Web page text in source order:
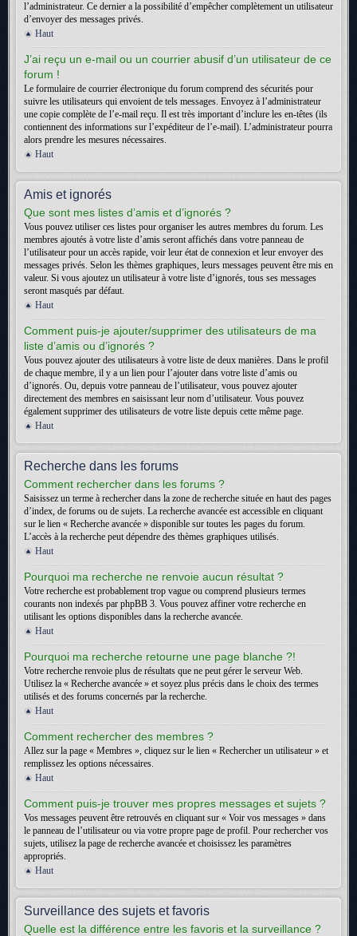
l’administrateur. Ce dernier a la possibilité d’empêcher complètement un utilisateur
d’envoyer des messages privés.
Haut
J’ai reçu un e-mail ou un courrier abusif d’un utilisateur de ce
forum !
Le formulaire de courrier électronique du forum comprend des sécurités pour
suivre les utilisateurs qui envoient de tels messages. Envoyez à l’administrateur
une copie complète de l’e-mail reçu. Il est très important d’inclure les en-têtes (ils
contiennent des informations sur l’expéditeur de l’e-mail). L’administrateur pourra
alors prendre les mesures nécessaires.
Haut
Amis et ignorés
Que sont mes listes d’amis et d’ignorés ?
Vous pouvez utiliser ces listes pour organiser les autres membres du forum. Les
membres ajoutés à votre liste d’amis seront affichés dans votre panneau de
l’utilisateur pour un accès rapide, voir leur état de connexion et leur envoyer des
messages privés. Selon les thèmes graphiques, leurs messages peuvent être mis en
valeur. Si vous ajoutez un utilisateur à votre liste d’ignorés, tous ses messages
seront masqués par défaut.
Haut
Comment puis-je ajouter/supprimer des utilisateurs de ma
liste d’amis ou d’ignorés ?
Vous pouvez ajouter des utilisateurs à votre liste de deux manières. Dans le profil
de chaque membre, il y a un lien pour l’ajouter dans votre liste d’amis ou
d’ignorés. Ou, depuis votre panneau de l’utilisateur, vous pouvez ajouter
directement des membres en saisissant leur nom d’utilisateur. Vous pouvez
également supprimer des utilisateurs de votre liste depuis cette même page.
Haut
Recherche dans les forums
Comment rechercher dans les forums ?
Saisissez un terme à rechercher dans la zone de recherche située en haut des pages
d’index, de forums ou de sujets. La recherche avancée est accessible en cliquant
sur le lien « Recherche avancée » disponible sur toutes les pages du forum.
L’accès à la recherche peut dépendre des thèmes graphiques utilisés.
Haut
Pourquoi ma recherche ne renvoie aucun résultat ?
Votre recherche est probablement trop vague ou comprend plusieurs termes
courants non indexés par phpBB 3. Vous pouvez affiner votre recherche en
utilisant les options disponibles dans la recherche avancée.
Haut
Pourquoi ma recherche retourne une page blanche ?!
Votre recherche renvoie plus de résultats que ne peut gérer le serveur Web.
Utilisez la « Recherche avancée » et soyez plus précis dans le choix des termes
utilisés et des forums concernés par la recherche.
Haut
Comment rechercher des membres ?
Allez sur la page « Membres », cliquez sur le lien « Rechercher un utilisateur » et
remplissez les options nécessaires.
Haut
Comment puis-je trouver mes propres messages et sujets ?
Vos messages peuvent être retrouvés en cliquant sur « Voir vos messages » dans
le panneau de l’utilisateur ou via votre propre page de profil. Pour rechercher vos
sujets, utilisez la page de recherche avancée et choisissez les paramètres
appropriés.
Haut
Surveillance des sujets et favoris
Quelle est la différence entre les favoris et la surveillance ?